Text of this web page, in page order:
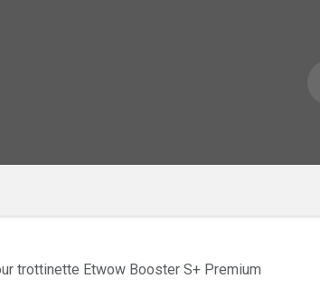
trottinette Etwow Booster S+ Premium